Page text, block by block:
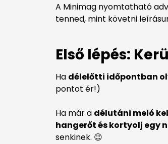
A Minimag nyomtatható
tenned, mint követni
Első lépés:
Ha délelőtti időpontban
pontot ér!)
Ha már a délutáni meló
hangerőt és kortyolj egy
senkinek. 😉